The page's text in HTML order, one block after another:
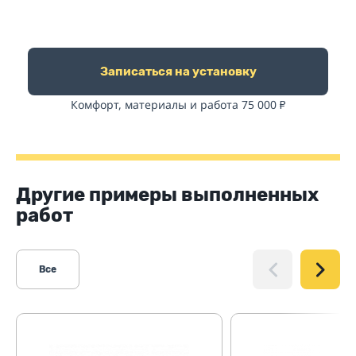
Записаться на установку
Комфорт, материалы и работа 75 000 ₽
Другие примеры выполненных
работ
Все